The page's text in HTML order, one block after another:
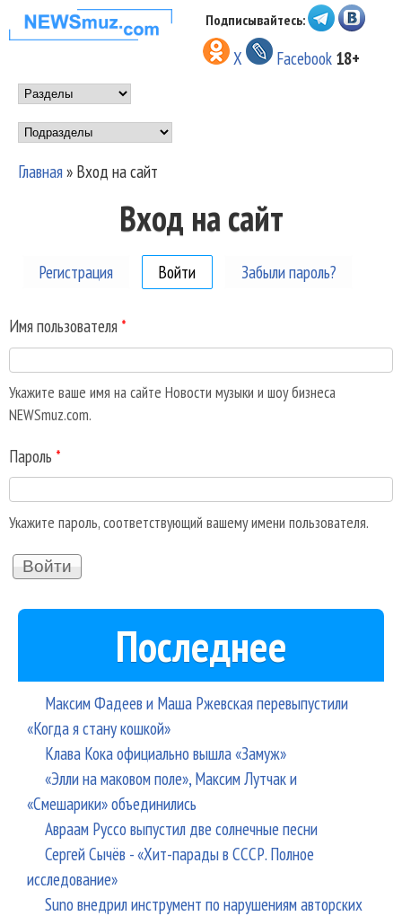
Перейти к основному
содержанию
НОВОСТИ
МУЗЫКИ И
ШОУ БИЗНЕСА
NEWSMUZ.COM
Подписывайтесь:
X Facebook 18+
Main menu
Подразделы
Вы здесь
Главная» Вход на сайт
Вход на сайт
Регистрация Войти (активная вкладка)
Забыли пароль?
Имя пользователя *
Укажите ваше имя на сайте Новости музыки и шоу бизнеса
NEWSmuz.com.
Пароль *
Укажите пароль, соответствующий вашему имени пользователя.
Последнее
Максим Фадеев и Маша Ржевская перевыпустили
«Когда я стану кошкой»
Клава Кока официально вышла «Замуж»
«Элли на маковом поле», Максим Лутчак и
«Смешарики» объединились
Авраам Руссо выпустил две солнечные песни
Сергей Сычёв - «Хит-парады в СССР. Полное
исследование»
Suno внедрил инструмент по нарушениям авторских